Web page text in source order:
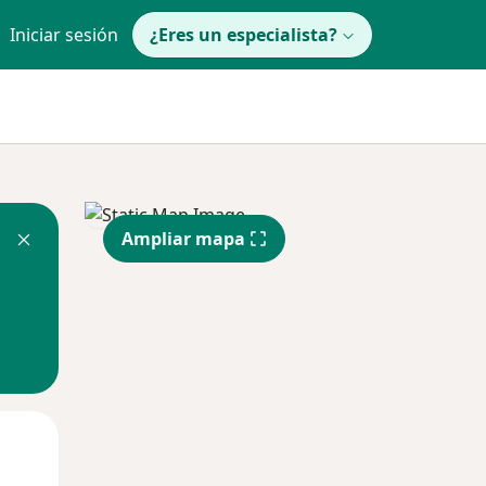
Iniciar sesión ¿Eres un especialista?
Ampliar mapa